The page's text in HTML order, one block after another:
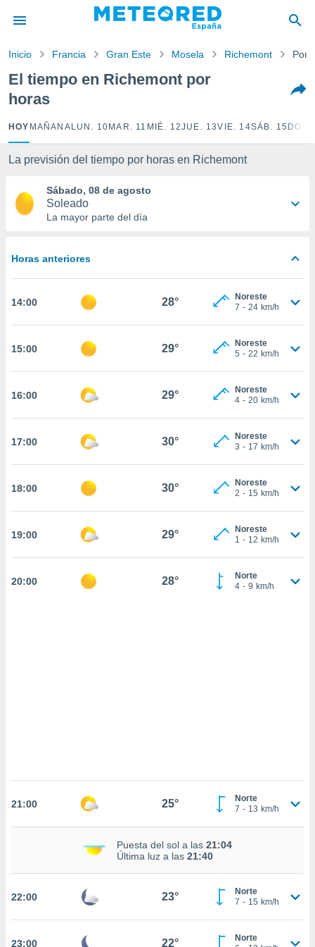
por
para
la
calidad.
a este
las
y
forma
basada
permite
coste.
botón
a la
todas
ya sean
nos
en
perfil
y
de
En
CONTINUAR
Inicio Francia Gran Este Mosela Richemont Por
El tiempo en Richemont por
horas
HOY MAÑANA LUN. 10 MAR. 11 MIÉ. 12JUE. 13VIE. 14SÁB. 15
La previsión del tiempo por horas en Richemont
Sábado, 08 de agosto
Soleado
La mayor parte del día
Horas anteriores
14:00 28°
Noreste
7 - 24 km/h
15:00 29°
Noreste
5 - 22 km/h
16:00 29°
Noreste
4 - 20 km/h
17:00 30°
Noreste
3 - 17 km/h
18:00 30°
Noreste
2 - 15 km/h
19:00 29°
Noreste
1 - 12 km/h
20:00 28°
Norte
4 - 9 km/h
21:00 25°
Norte
7 - 13 km/h
Puesta del sol a las 21:04
Última luz a las 21:40
22:00 23°
Norte
7 - 15 km/h
23:00 22°
Norte